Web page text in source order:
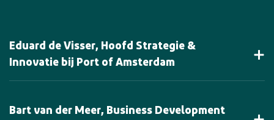
Eduard de Visser, Hoofd Strategie &
Innovatie bij Port of Amsterdam
Bart van der Meer, Business Development